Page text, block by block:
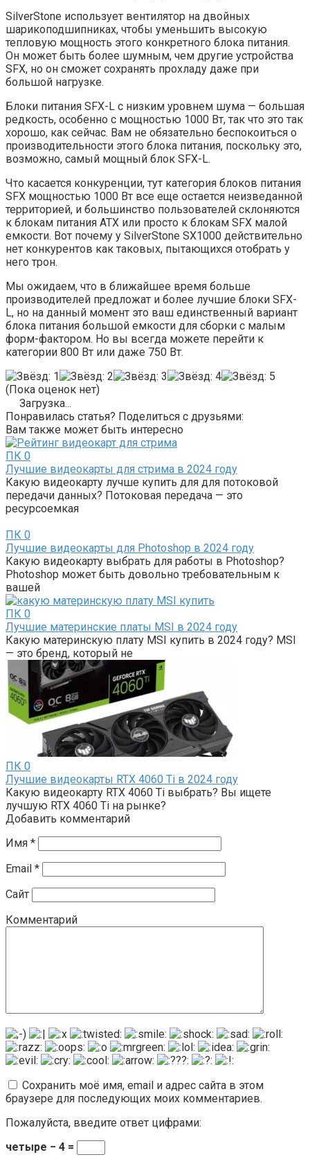
SilverStone использует вентилятор на двойных
шарикоподшипниках, чтобы уменьшить высокую
тепловую мощность этого конкретного блока питания.
Он может быть более шумным, чем другие устройства
SFX, но он сможет сохранять прохладу даже при
большой нагрузке.
Блоки питания SFX-L с низким уровнем шума — большая
редкость, особенно с мощностью 1000 Вт, так что это так
хорошо, как сейчас. Вам не обязательно беспокоиться о
производительности этого блока питания, поскольку это,
возможно, самый мощный блок SFX-L.
Что касается конкуренции, тут категория блоков питания
SFX мощностью 1000 Вт все еще остается неизведанной
территорией, и большинство пользователей склоняются
к блокам питания ATX или просто к блокам SFX малой
емкости. Вот почему у SilverStone SX1000 действительно
нет конкурентов как таковых, пытающихся отобрать у
него трон.
Мы ожидаем, что в ближайшее время больше
производителей предложат и более лучшие блоки SFX-
L, но на данный момент это ваш единственный вариант
блока питания большой емкости для сборки с малым
форм-фактором. Но вы всегда можете перейти к
категории 800 Вт или даже 750 Вт.
(Пока оценок нет)
Загрузка...
Понравилась статья? Поделиться с друзьями:
Вам также может быть интересно
ПК 0
Лучшие видеокарты для стрима в 2024 году
Какую видеокарту лучше купить для для потоковой
передачи данных? Потоковая передача — это
ресурсоемкая
ПК 0
Лучшие видеокарты для Photoshop в 2024 году
Какую видеокарту выбрать для работы в Photoshop?
Photoshop может быть довольно требовательным к
вашей
ПК 0
Лучшие материнские платы MSI в 2024 году
Какую материнскую плату MSI купить в 2024 году? MSI
— это бренд, который не
ПК 0
Лучшие видеокарты RTX 4060 Ti в 2024 году
Какую видеокарту RTX 4060 Ti выбрать? Вы ищете
лучшую RTX 4060 Ti на рынке?
Добавить комментарий
Имя *
Email *
Сайт
Комментарий
Сохранить моё имя, email и адрес сайта в этом
браузере для последующих моих комментариев.
Пожалуйста, введите ответ цифрами:
четыре − 4 =